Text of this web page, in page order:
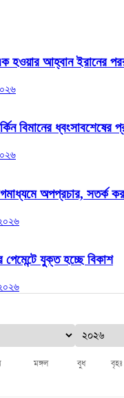
আহ্বান ইরানের
বিমানের ধ্বংসাবশেষের
অপপ্রচার, সতর্ক
পেমেন্টে যুক্ত হচ্ছে বিকাশ
মঙ্গল বুধ বৃহঃ